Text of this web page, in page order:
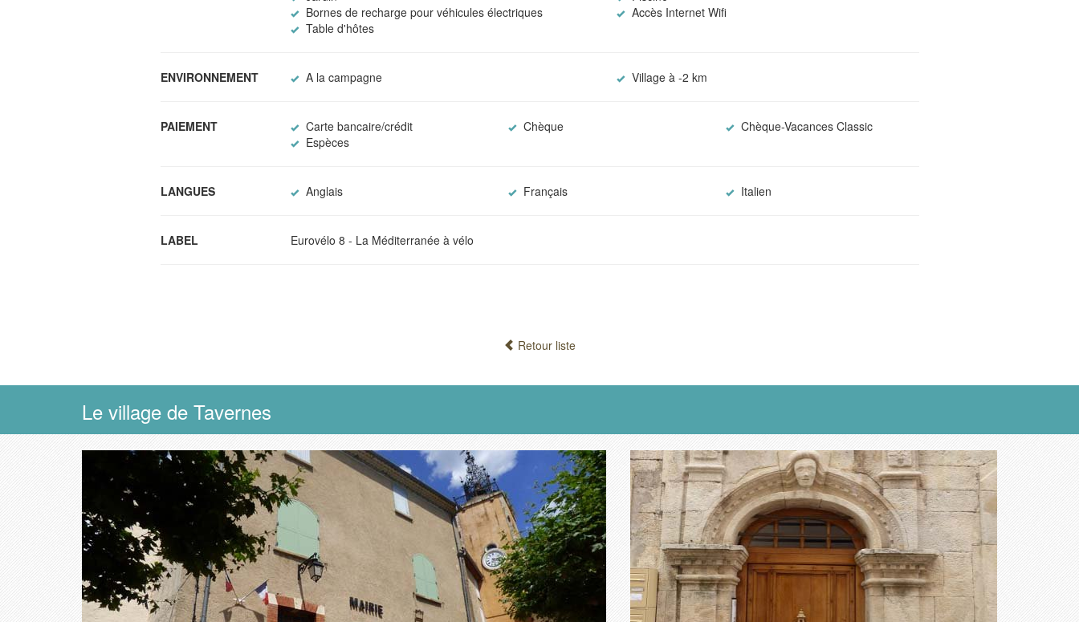
Bornes de recharge pour véhicules électriques
Accès Internet Wifi
Table d'hôtes
ENVIRONNEMENT A la campagne Village à -2 km
PAIEMENT Carte bancaire/crédit Chèque
Chèque-Vacances Classic
Espèces
LANGUES Anglais Français Italien
LABEL Eurovélo 8 - La Méditerranée à vélo
Retour liste
Le village de Tavernes